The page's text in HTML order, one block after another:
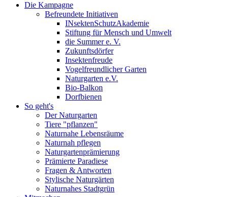
Die Kampagne
Befreundete Initiativen
INsektenSchutzAkademie
Stiftung für Mensch und Umwelt
die Summer e. V.
Zukunftsdörfer
Insektenfreude
Vogelfreundlicher Garten
Naturgarten e.V.
Bio-Balkon
Dorfbienen
So geht's
Der Naturgarten
Tiere "pflanzen"
Naturnahe Lebensräume
Naturnah pflegen
Naturgartenprämierung
Prämierte Paradiese
Fragen & Antworten
Stylische Naturgärten
Naturnahes Stadtgrün